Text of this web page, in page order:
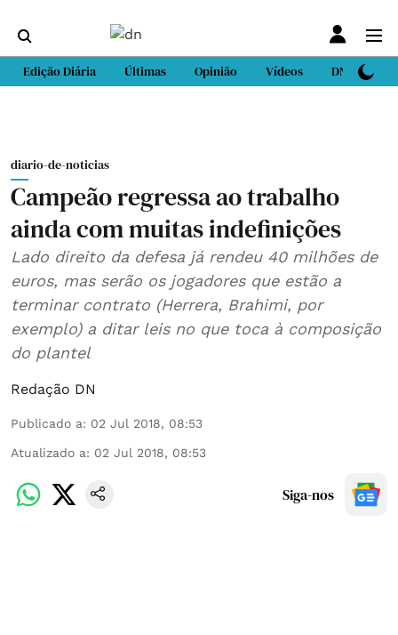
Edição Diária Últimas Opinião Vídeos DN Sport
diario-de-noticias
Campeão regressa ao trabalho
ainda com muitas indefinições
Lado direito da defesa já rendeu 40 milhões de
euros, mas serão os jogadores que estão a
terminar contrato (Herrera, Brahimi, por
exemplo) a ditar leis no que toca à composição
do plantel
Redação DN
Publicado a: 02 Jul 2018, 08:53
Atualizado a: 02 Jul 2018, 08:53
Siga-nos